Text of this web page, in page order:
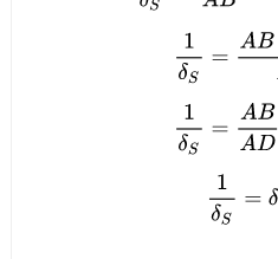
DA δS=A